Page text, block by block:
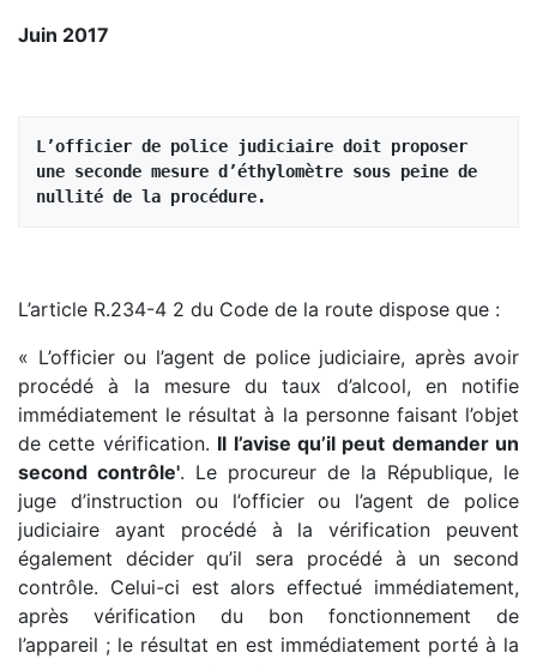
Juin 2017
L’officier de police judiciaire doit proposer
une seconde mesure d’éthylomètre sous peine de
nullité de la procédure.
L’article R.234-4 2 du Code de la route dispose que :
« L’officier ou l’agent de police judiciaire, après avoir
procédé à la mesure du taux d’alcool, en notifie
immédiatement le résultat à la personne faisant l’objet
de cette vérification. Il l’avise qu’il peut demander un
second contrôle'. Le procureur de la République, le
juge d’instruction ou l’officier ou l’agent de police
judiciaire ayant procédé à la vérification peuvent
également décider qu’il sera procédé à un second
contrôle. Celui-ci est alors effectué immédiatement,
après vérification du bon fonctionnement de
l’appareil ; le résultat en est immédiatement porté à la